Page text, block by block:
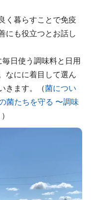
く暮らすことで免疫
にも役立つとお話し
日使う調味料と日用
なにに着目して選ん
きます。（菌につい
菌たちを守る 〜調味